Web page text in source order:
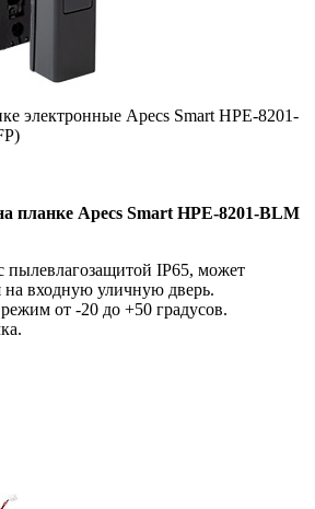
электронные Apecs Smart HPE-8201-
планке Apecs Smart HPE-8201-BLM
пылевлагозащитой IP65, может
на входную уличную дверь.
от -20 до +50 градусов.